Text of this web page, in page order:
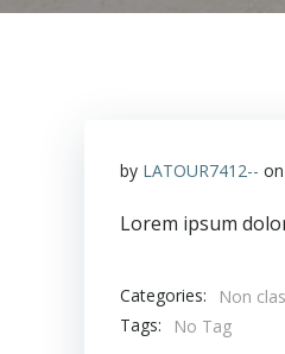
by LATOUR7412-- on
Lorem ipsum
Categories:
Non
Tags:
No Tag